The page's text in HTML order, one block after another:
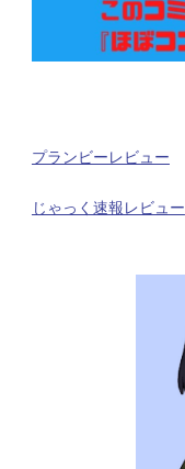
プランビーレビュー
じゃっく速報レビュー